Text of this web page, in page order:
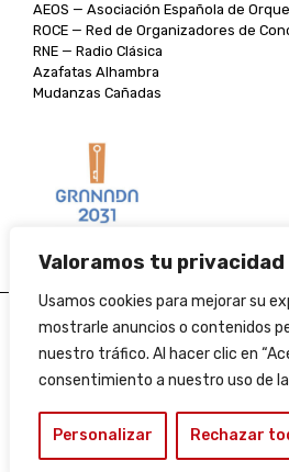
Valoramos tu privacidad
Usamos cookies para mejorar su
mostrarle anuncios o contenidos
nuestro tráfico. Al hacer clic en
consentimiento a nuestro uso de
Personalizar Rechazar
AEOS — Asociación Española de
ROCE — Red de Organizadores de
RNE — Radio Clásica
Azafatas Alhambra
Mudanzas Cañadas
Aviso legal
Política de cookies
Perfil del contratante